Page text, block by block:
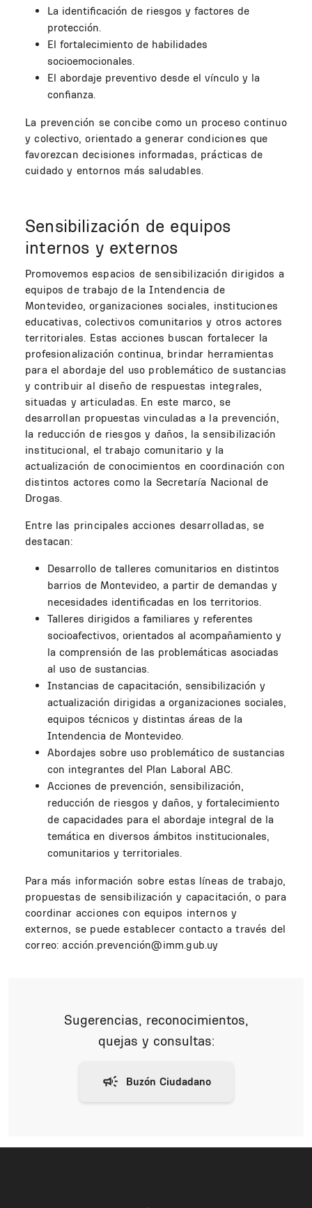
La identificación de riesgos y factores de
protección.
El fortalecimiento de habilidades
socioemocionales.
El abordaje preventivo desde el vínculo y la
confianza.
La prevención se concibe como un proceso continuo
y colectivo, orientado a generar condiciones que
favorezcan decisiones informadas, prácticas de
cuidado y entornos más saludables.
Sensibilización de equipos
internos y externos
Promovemos espacios de sensibilización dirigidos a
equipos de trabajo de la Intendencia de
Montevideo, organizaciones sociales, instituciones
educativas, colectivos comunitarios y otros actores
territoriales. Estas acciones buscan fortalecer la
profesionalización continua, brindar herramientas
para el abordaje del uso problemático de sustancias
y contribuir al diseño de respuestas integrales,
situadas y articuladas. En este marco, se
desarrollan propuestas vinculadas a la prevención,
la reducción de riesgos y daños, la sensibilización
institucional, el trabajo comunitario y la
actualización de conocimientos en coordinación con
distintos actores como la Secretaría Nacional de
Drogas.
Entre las principales acciones desarrolladas, se
destacan:
Desarrollo de talleres comunitarios en distintos
barrios de Montevideo, a partir de demandas y
necesidades identificadas en los territorios.
Talleres dirigidos a familiares y referentes
socioafectivos, orientados al acompañamiento y
la comprensión de las problemáticas asociadas
al uso de sustancias.
Instancias de capacitación, sensibilización y
actualización dirigidas a organizaciones sociales,
equipos técnicos y distintas áreas de la
Intendencia de Montevideo.
Abordajes sobre uso problemático de sustancias
con integrantes del Plan Laboral ABC.
Acciones de prevención, sensibilización,
reducción de riesgos y daños, y fortalecimiento
de capacidades para el abordaje integral de la
temática en diversos ámbitos institucionales,
comunitarios y territoriales.
Para más información sobre estas líneas de trabajo,
propuestas de sensibilización y capacitación, o para
coordinar acciones con equipos internos y
externos, se puede establecer contacto a través del
correo: acción.prevención@imm.gub.uy
Sugerencias, reconocimientos,
quejas y consultas: